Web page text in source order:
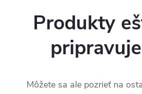
Produkty
Môžete sa ale pozrieť na